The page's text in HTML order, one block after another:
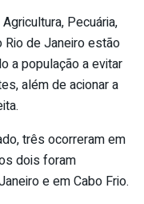
Pecuária,
de Janeiro estão
a população a evitar
além de acionar a
três ocorreram em
dois foram
e em Cabo Frio.